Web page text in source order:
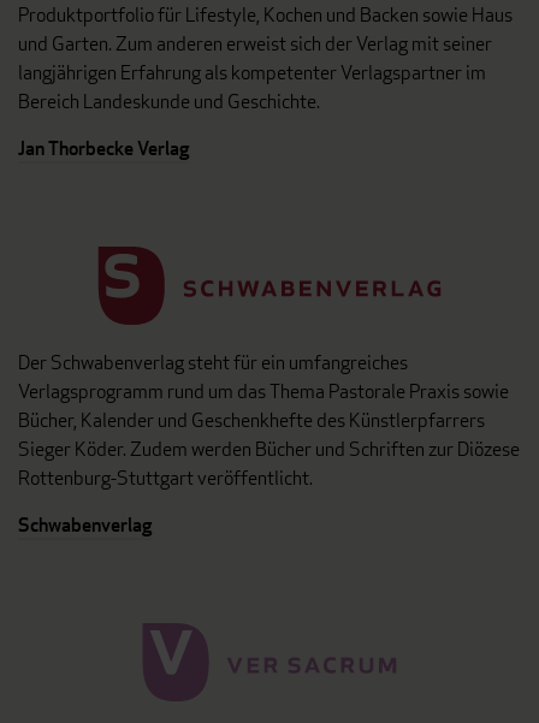
Produktportfolio für Lifestyle, Kochen und Backen sowie Haus
und Garten. Zum anderen erweist sich der Verlag mit seiner
langjährigen Erfahrung als kompetenter Verlagspartner im
Bereich Landeskunde und Geschichte.
Jan Thorbecke Verlag
Der Schwabenverlag steht für ein umfangreiches
Verlagsprogramm rund um das Thema Pastorale Praxis sowie
Bücher, Kalender und Geschenkhefte des Künstlerpfarrers
Sieger Köder. Zudem werden Bücher und Schriften zur Diözese
Rottenburg-Stuttgart veröffentlicht.
Schwabenverlag